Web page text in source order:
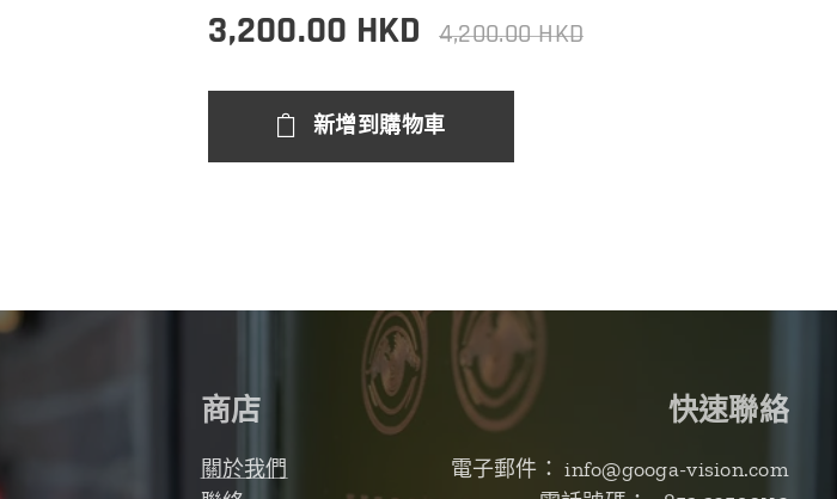
3,200.00 HKD 4,200.00HKD
新增到購物車
商店
關於我們
快速聯絡
電子郵件： info@googa-vision.com